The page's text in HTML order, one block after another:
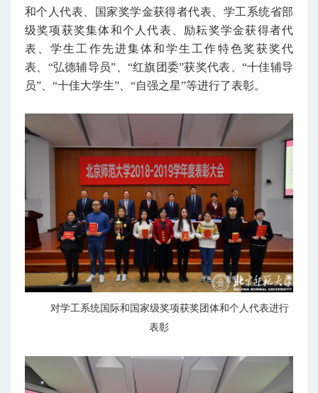
和个人代表、国家奖学金获得者代表、学工系统省部
级奖项获奖集体和个人代表、励耘奖学金获得者代
表、学生工作先进集体和学生工作特色奖获奖代
表、“弘德辅导员”、“红旗团委”获奖代表、“十佳辅导
员”、“十佳大学生”、“自强之星”等进行了表彰。
对学工系统国际和国家级奖项获奖团体和个人代表进行
表彰